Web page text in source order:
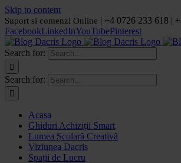
Skip to content
Suport si comenzi Online | +4 0726 233 618 |
FacebookLinkedInYouTubePinterest
Search for:
Search for:
Acasa
Ghiduri Achiziții Smart
Lumea Școlară Creativă
Viziunea Dacris
Spații de Lucru